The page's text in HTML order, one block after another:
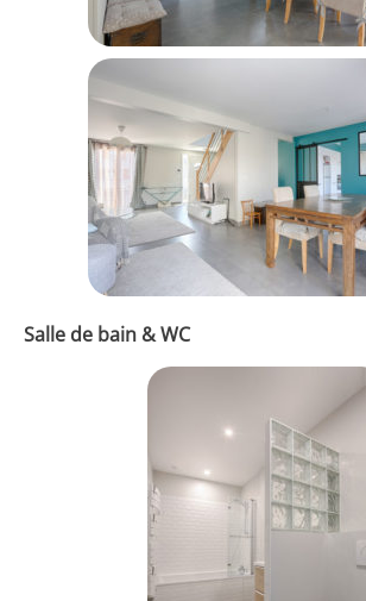
Salle de bain & WC